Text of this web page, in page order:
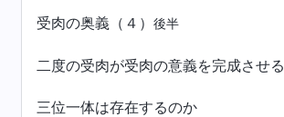
受肉の奥義（４） 後半
二度の受肉が受肉の意義を完成させる
三位一体は存在するのか